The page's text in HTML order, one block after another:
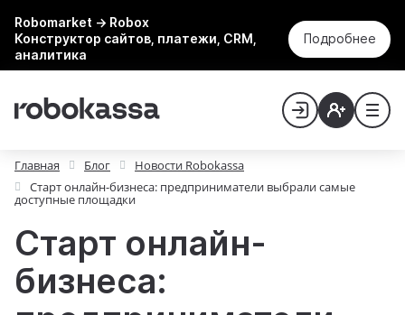
Robomarket → Robox
Конструктор сайтов, платежи, CRM,
аналитика
Подробнее
Главная Блог
Новости Robokassa
Старт онлайн-бизнеса: предприниматели выбрали самые
доступные площадки
Старт онлайн-
бизнеса: